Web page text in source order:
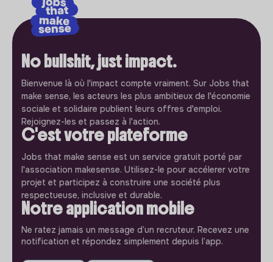
No bullshit, just impact.
Bienvenue là où l'impact compte vraiment. Sur Jobs that
make sense, les acteurs les plus ambitieux de l'économie
sociale et solidaire publient leurs offres d'emploi.
Rejoignez-les et passez à l'action.
C'est votre plateforme
Jobs that make sense est un service gratuit porté par
l'association makesense. Utilisez-le pour accélerer votre
projet et participez à construire une société plus
respectueuse, inclusive et durable.
Notre application mobile
Ne ratez jamais un message d’un recruteur. Recevez une
notification et répondez simplement depuis l’app.